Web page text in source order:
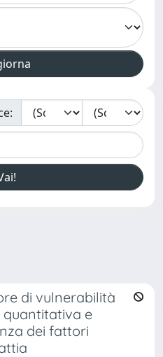
di vulnerabilità
quantitativa e
dei fattori